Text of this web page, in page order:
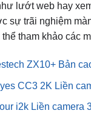
lướt web hay
sự trãi nghiệm
tham khảo các
ZX10+ Bản
CC3 2K Liền
i2k Liền camera